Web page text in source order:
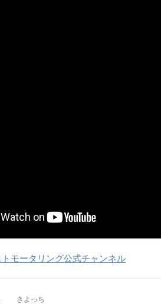
モータリング公式チャンネル
きよっち